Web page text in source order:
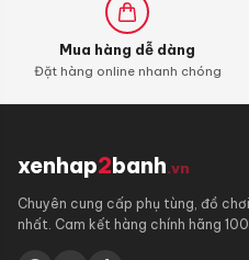
Mua hàng dễ dàng
Đặt hàng online nhanh chóng
xenhap2banh.vn
Chuyên cung cấp phụ tùng, đồ
nhất. Cam kết hàng chính hãng